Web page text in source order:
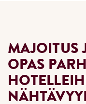
MAJOITUS
OPAS